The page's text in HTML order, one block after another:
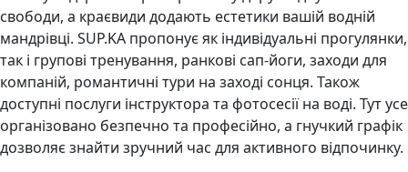
свободи, а краєвиди додають естетики вашій водній
мандрівці. SUP.KA пропонує як індивідуальні прогулянки,
так і групові тренування, ранкові сап-йоги, заходи для
компаній, романтичні тури на заході сонця. Також
доступні послуги інструктора та фотосесії на воді. Тут усе
організовано безпечно та професійно, а гнучкий графік
дозволяє знайти зручний час для активного відпочинку.